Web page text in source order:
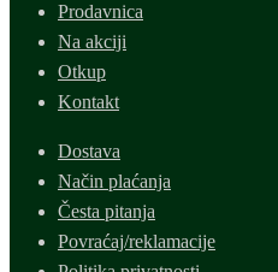
Prodavnica
Na akciji
Otkup
Kontakt
Dostava
Način plaćanja
Česta pitanja
Povraćaj/reklamacije